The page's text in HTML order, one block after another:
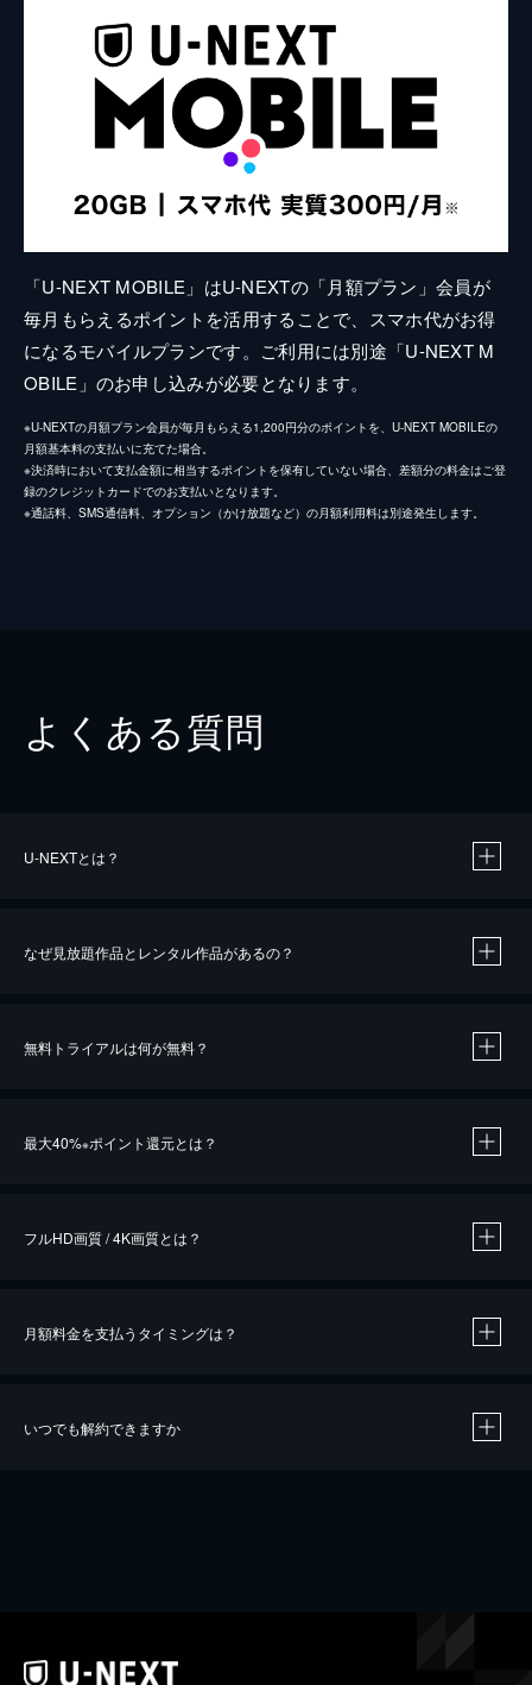
「U-NEXT MOBILE」はU-NEXTの「月額プラン」会員が
毎月もらえるポイントを活用することで、スマホ代がお得
になるモバイルプランです。ご利用には別途「U-NEXT M
OBILE」のお申し込みが必要となります。
※U-NEXTの月額プラン会員が毎月もらえる1,200円分のポイントを、U-NEXT MOBILEの
月額基本料の支払いに充てた場合。
※決済時において支払金額に相当するポイントを保有していない場合、差額分の料金はご登
録のクレジットカードでのお支払いとなります。
※通話料、SMS通信料、オプション（かけ放題など）の月額利用料は別途発生します。
よくある質問
U-NEXTとは？
なぜ見放題作品とレンタル作品があるの？
無料トライアルは何が無料？
最大40%※ポイント還元とは？
※40％ポイント還元の対象は、クレジットカード決済による作品の購入 / レンタルです。
フルHD画質 / 4K画質とは？
月額料金を支払うタイミングは？
いつでも解約できますか